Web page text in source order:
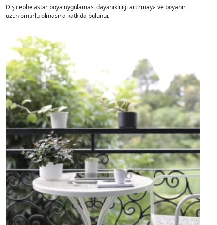
Dış cephe astar boya uygulaması dayanıklılığı artırmaya ve boyanın
uzun ömürlü olmasına katkıda bulunur.